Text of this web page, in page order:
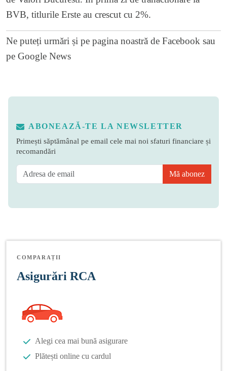
BVB, titlurile Erste au crescut cu 2%.
Ne puteți urmări și pe pagina noastră de Facebook sau
pe Google News
ABONEAZĂ-TE LA NEWSLETTER
Primești săptămânal pe email cele mai noi sfaturi financiare și
recomandări
Mă abonez
COMPARAȚII
Asigurări RCA
Alegi cea mai bună asigurare
Plătești online cu cardul